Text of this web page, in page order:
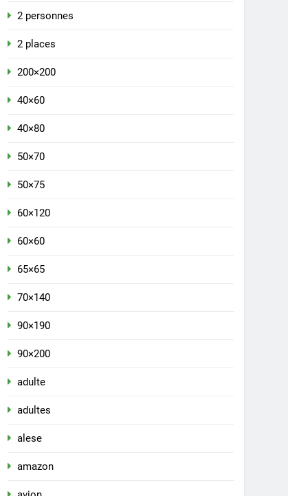
2 personnes
2 places
200×200
40×60
40×80
50×70
50×75
60×120
60×60
65×65
70×140
90×190
90×200
adulte
adultes
alese
amazon